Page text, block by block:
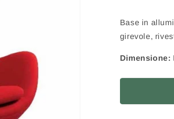
Base in
girevole,
Dimensione: